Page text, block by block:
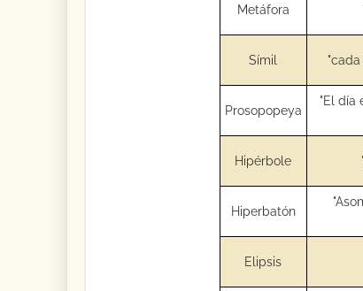
Metáfora
Símil
Prosopopeya
"El día
Hipérbole
Hiperbatón
Elipsis